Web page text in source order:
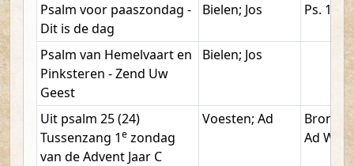
Psalm voor paaszondag -
Dit is de dag
Bielen; Jos Ps. 118,
Psalm van Hemelvaart en
Pinksteren - Zend Uw
Geest
Bielen; Jos
Uit psalm 25 (24)
Tussenzang 1e zondag
van de Advent Jaar C
Voesten; Ad
Ad W.